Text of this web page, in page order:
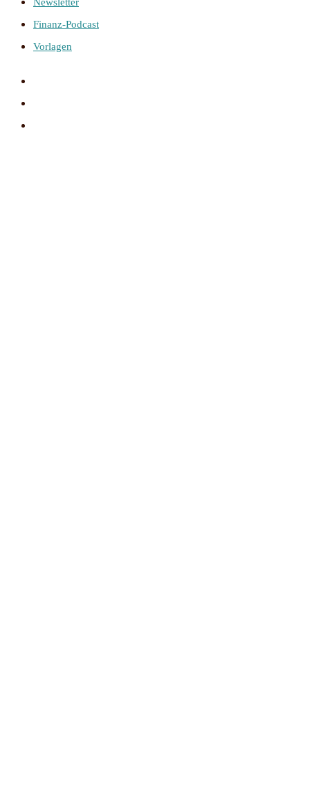
Newsletter
Finanz-Podcast
Vorlagen